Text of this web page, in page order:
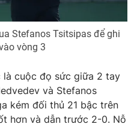
Việt Nam
Stefanos Tsitsipas để ghi
vòng 3
là cuộc đọ sức giữa 2 tay
và Stefanos
kém đối thủ 21 bậc trên
hơn và dẫn trước 2-0. Nỗ